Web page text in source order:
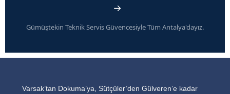
→
Gümüştekin Teknik Servis Güvencesiyle Tüm Antalya'dayız.
Varsak’tan Dokuma’ya, Sütçüler’den Gülveren’e kadar